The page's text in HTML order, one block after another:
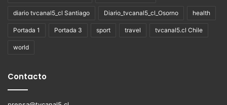
diario tvcanal5_cl Santiago Diario_tvcanal5_cl_Osorno health
Portada 1 Portada 3 sport travel tvcanal5.cl Chile
world
Contacto